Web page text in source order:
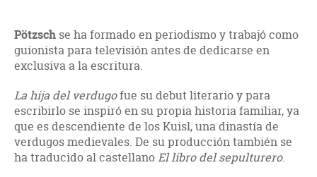
Pötzsch se ha formado en periodismo y trabajó como
guionista para televisión antes de dedicarse en
exclusiva a la escritura.
La hija del verdugofue su debut literario y para
escribirlo se inspiró en su propia historia familiar, ya
que es descendiente de los Kuisl, una dinastía de
verdugos medievales. De su producción también se
ha traducido al castellanoEl libro del sepulturero.